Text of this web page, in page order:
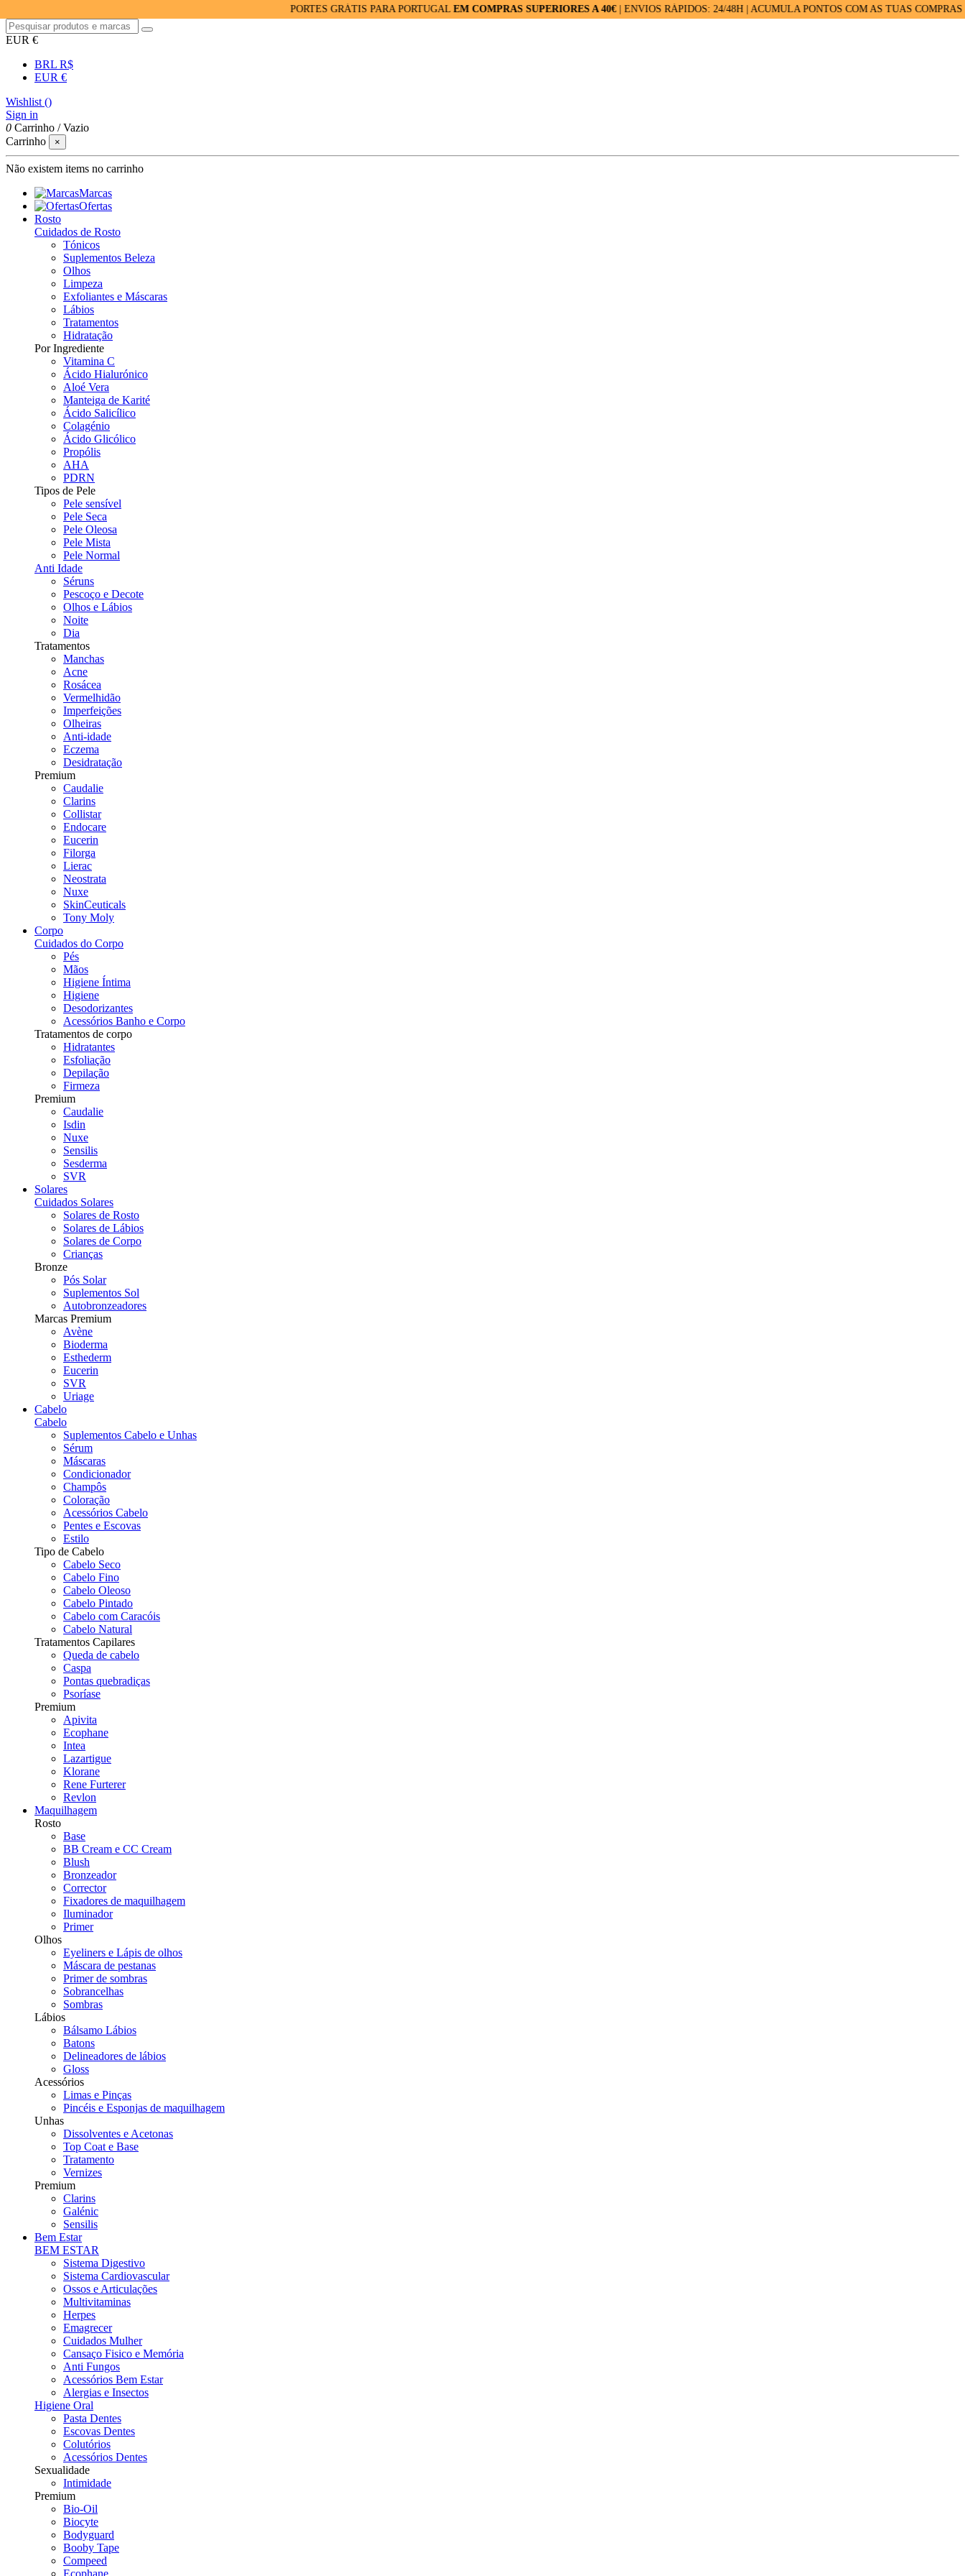
PORTES GRÁTIS PARA PORTUGALEM COMPRAS SUPERIORES A 40€| ENVIOS RÁPIDOS: 24/48H | ACUMULA PONTOS COM AS TUAS COMPRAS |
EUR €
BRL R$
EUR €
Wishlist ()
Sign in
0 Carrinho /Vazio
Carrinho
×
Não existem items no carrinho
Marcas
Ofertas
Rosto
Cuidados de Rosto
Tónicos
Suplementos Beleza
Olhos
Limpeza
Exfoliantes e Máscaras
Lábios
Tratamentos
Hidratação
Por Ingrediente
Vitamina C
Ácido Hialurónico
Aloé Vera
Manteiga de Karité
Ácido Salicílico
Colagénio
Ácido Glicólico
Propólis
AHA
PDRN
Tipos de Pele
Pele sensível
Pele Seca
Pele Oleosa
Pele Mista
Pele Normal
Anti Idade
Séruns
Pescoço e Decote
Olhos e Lábios
Noite
Dia
Tratamentos
Manchas
Acne
Rosácea
Vermelhidão
Imperfeições
Olheiras
Anti-idade
Eczema
Desidratação
Premium
Caudalie
Clarins
Collistar
Endocare
Eucerin
Filorga
Lierac
Neostrata
Nuxe
SkinCeuticals
Tony Moly
Corpo
Cuidados do Corpo
Pés
Mãos
Higiene Íntima
Higiene
Desodorizantes
Acessórios Banho e Corpo
Tratamentos de corpo
Hidratantes
Esfoliação
Depilação
Firmeza
Premium
Caudalie
Isdin
Nuxe
Sensilis
Sesderma
SVR
Solares
Cuidados Solares
Solares de Rosto
Solares de Lábios
Solares de Corpo
Crianças
Bronze
Pós Solar
Suplementos Sol
Autobronzeadores
Marcas Premium
Avène
Bioderma
Esthederm
Eucerin
SVR
Uriage
Cabelo
Cabelo
Suplementos Cabelo e Unhas
Sérum
Máscaras
Condicionador
Champôs
Coloração
Acessórios Cabelo
Pentes e Escovas
Estilo
Tipo de Cabelo
Cabelo Seco
Cabelo Fino
Cabelo Oleoso
Cabelo Pintado
Cabelo com Caracóis
Cabelo Natural
Tratamentos Capilares
Queda de cabelo
Caspa
Pontas quebradiças
Psoríase
Premium
Apivita
Ecophane
Intea
Lazartigue
Klorane
Rene Furterer
Revlon
Maquilhagem
Rosto
Base
BB Cream e CC Cream
Blush
Bronzeador
Corrector
Fixadores de maquilhagem
Iluminador
Primer
Olhos
Eyeliners e Lápis de olhos
Máscara de pestanas
Primer de sombras
Sobrancelhas
Sombras
Lábios
Bálsamo Lábios
Batons
Delineadores de lábios
Gloss
Acessórios
Limas e Pinças
Pincéis e Esponjas de maquilhagem
Unhas
Dissolventes e Acetonas
Top Coat e Base
Tratamento
Vernizes
Premium
Clarins
Galénic
Sensilis
Bem Estar
BEM ESTAR
Sistema Digestivo
Sistema Cardiovascular
Ossos e Articulações
Multivitaminas
Herpes
Emagrecer
Cuidados Mulher
Cansaço Fisico e Memória
Anti Fungos
Acessórios Bem Estar
Alergias e Insectos
Higiene Oral
Pasta Dentes
Escovas Dentes
Colutórios
Acessórios Dentes
Sexualidade
Intimidade
Premium
Bio-Oil
Biocyte
Bodyguard
Booby Tape
Compeed
Ecophane